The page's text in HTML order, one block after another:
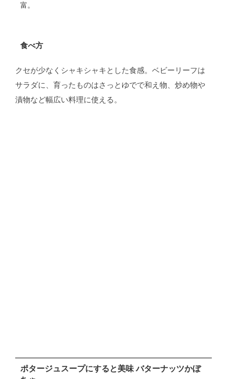
富。
食べ方
クセが少なくシャキシャキとした食感。ベビーリーフは
サラダに、育ったものはさっとゆでで和え物、炒め物や
漬物など幅広い料理に使える。
ポタージュスープにすると美味 バターナッツかぼ